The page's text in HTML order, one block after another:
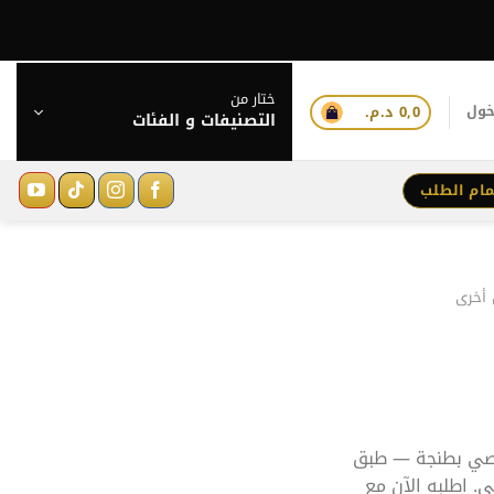
0,0 د.م. ختار من
التصنيفات و الفئات
الطلب
أخرى
بطنجة — طبق
اطلبه الآن مع